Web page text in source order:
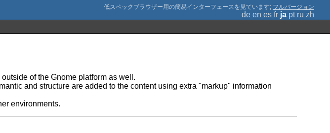
; フルバージョン
de en es fr ja pt ru zh
of the Gnome platform as well.
and structure are added to the content using extra "markup" information
environments.